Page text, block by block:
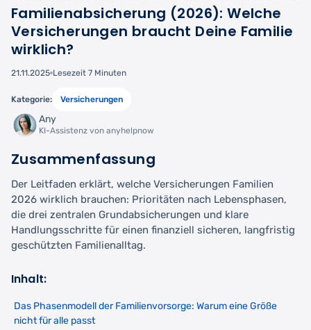
Familienabsicherung (2026): Welche
Versicherungen braucht Deine Familie
wirklich?
21.11.2025 Lesezeit 7 Minuten
Kategorie: Versicherungen
Any
KI-Assistenz von anyhelpnow
Zusammenfassung
Der Leitfaden erklärt, welche Versicherungen Familien
2026 wirklich brauchen: Prioritäten nach Lebensphasen,
die drei zentralen Grundabsicherungen und klare
Handlungsschritte für einen finanziell sicheren, langfristig
geschützten Familienalltag.
Inhalt:
Das Phasenmodell der Familienvorsorge: Warum eine Größe
nicht für alle passt